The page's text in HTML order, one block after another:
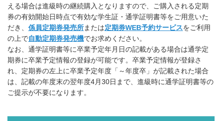
える場合は進級時の継続購入となりますので、ご購入される定期
券の有効開始日時点で有効な学生証・通学証明書等をご用意いた
だき、 係員定期券発売所または定期券WEB予約サービスをご利用
の上で自動定期券発売機でお求めください。
なお、通学証明書等に卒業予定年月日の記載がある場合は通学定
期券に卒業予定情報の登録が可能です。卒業予定情報が登録さ
れ、定期券の左上に卒業予定年度「～年度卒」が記載された場合
は、記載の年度末の翌年度4月30日まで、進級時に通学証明書等の
ご提示が不要になります。